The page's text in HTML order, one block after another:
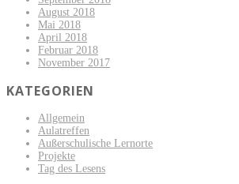
August 2018
Mai 2018
April 2018
Februar 2018
November 2017
KATEGORIEN
Allgemein
Aulatreffen
Außerschulische Lernorte
Projekte
Tag des Lesens